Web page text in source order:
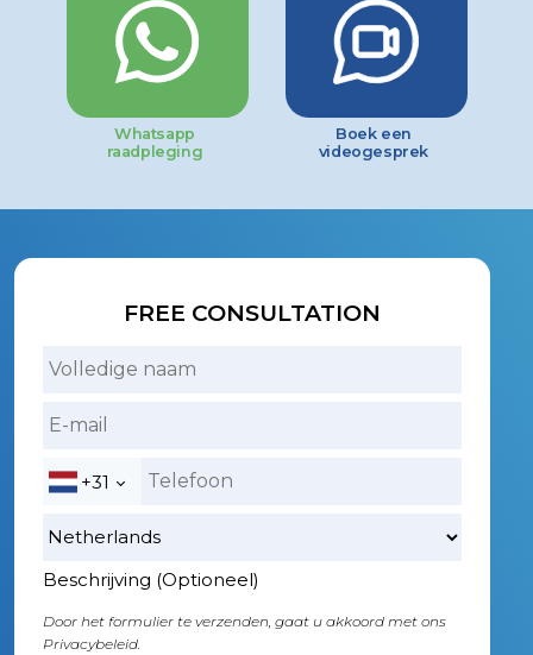
Whatsapp
raadpleging
Boek een
videogesprek
FREE CONSULTATION
+31
Beschrijving (Optioneel)
Door het formulier te verzenden, gaat u akkoord met ons
Privacybeleid.